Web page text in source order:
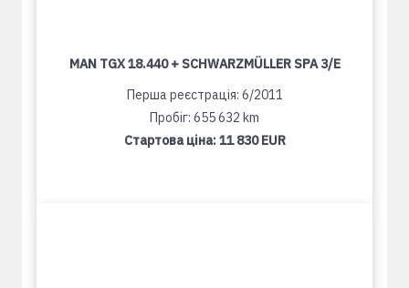
MAN TGX 18.440 + SCHWARZMÜLLER SPA 3/E
Перша реєстрація: 6/2011
Пробіг: 655 632 km
Стартова ціна:11 830 EUR